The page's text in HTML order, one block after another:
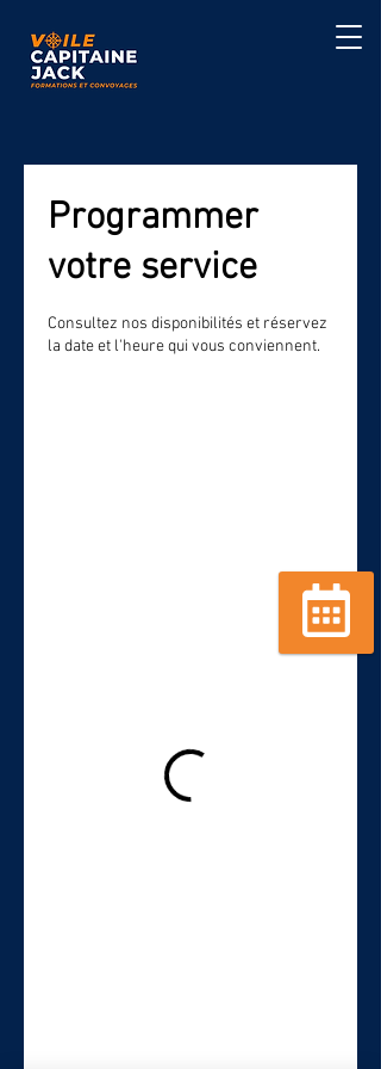
Réserver
Programmer
votre service
Consultez nos disponibilités et réservez
la date et l'heure qui vous conviennent.